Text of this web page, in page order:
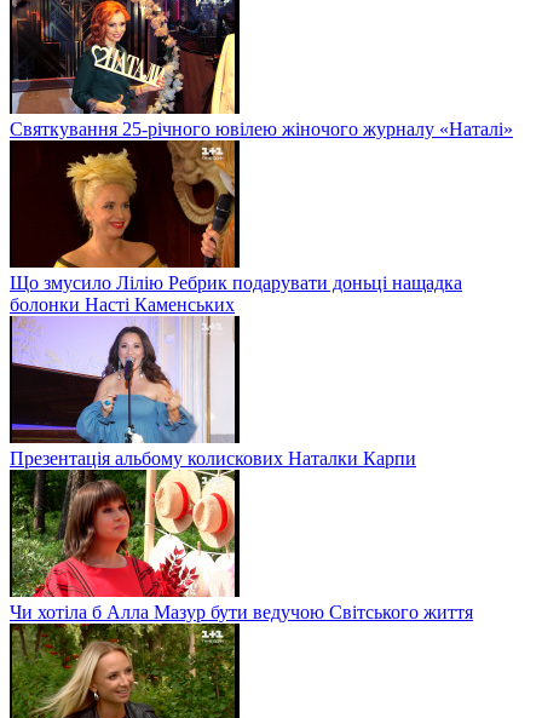
Святкування 25-річного ювілею жіночого журналу «Наталі»
Що змусило Лілію Ребрик подарувати доньці нащадка
болонки Насті Каменських
Презентація альбому колискових Наталки Карпи
Чи хотіла б Алла Мазур бути ведучою Світського життя